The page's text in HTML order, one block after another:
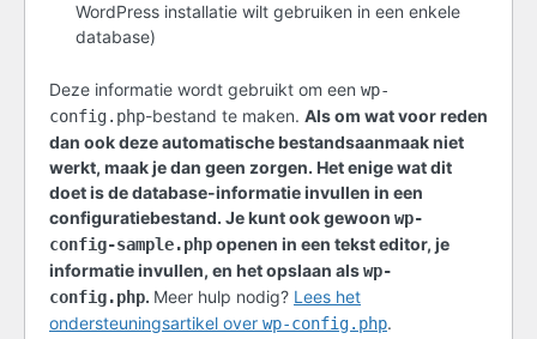
WordPress installatie wilt gebruiken in een enkele
database)
Deze informatie wordt gebruikt om een wp-
config.php-bestand te maken. Als om wat voor reden
dan ook deze automatische bestandsaanmaak niet
werkt, maak je dan geen zorgen. Het enige wat dit
doet is de database-informatie invullen in een
configuratiebestand. Je kunt ook gewoon wp-
config-sample.phpopenen in een tekst editor, je
informatie invullen, en het opslaan alswp-
config.php. Meer hulp nodig? Lees het
ondersteuningsartikel over wp-config.php.